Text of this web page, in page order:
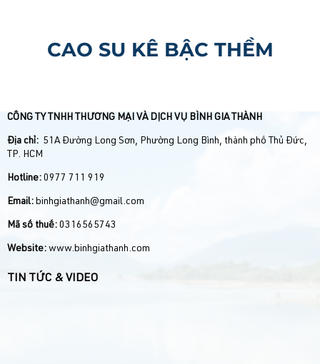
CAO SU KÊ BẬC THỀM
CÔNG TY TNHH THƯƠNG MẠI VÀ DỊCH VỤ BÌNH GIA THÀNH
Địa chỉ: 51A Đường Long Sơn, Phường Long Bình, thành phố Thủ Đức,
TP. HCM
Hotline: 0977 711 919
Email: binhgiathanh@gmail.com
Mã số thuế: 0316565743
Website: www.binhgiathanh.com
TIN TỨC & VIDEO